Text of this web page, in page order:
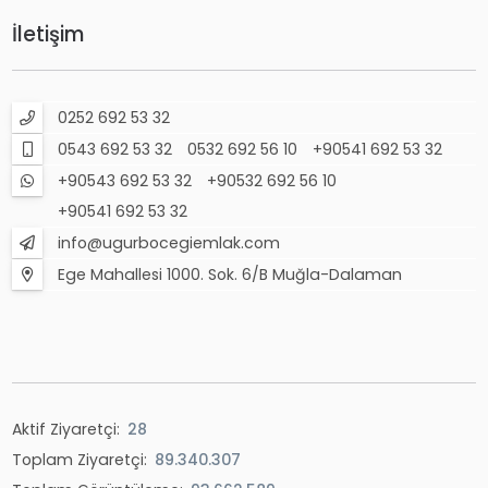
İletişim
0252 692 53 32
0543 692 53 32
0532 692 56 10
+90541 692 53 32
+90543 692 53 32
+90532 692 56 10
+90541 692 53 32
info@ugurbocegiemlak.com
Ege Mahallesi 1000. Sok. 6/B Muğla-Dalaman
Aktif Ziyaretçi: 28
Toplam Ziyaretçi: 89.340.307